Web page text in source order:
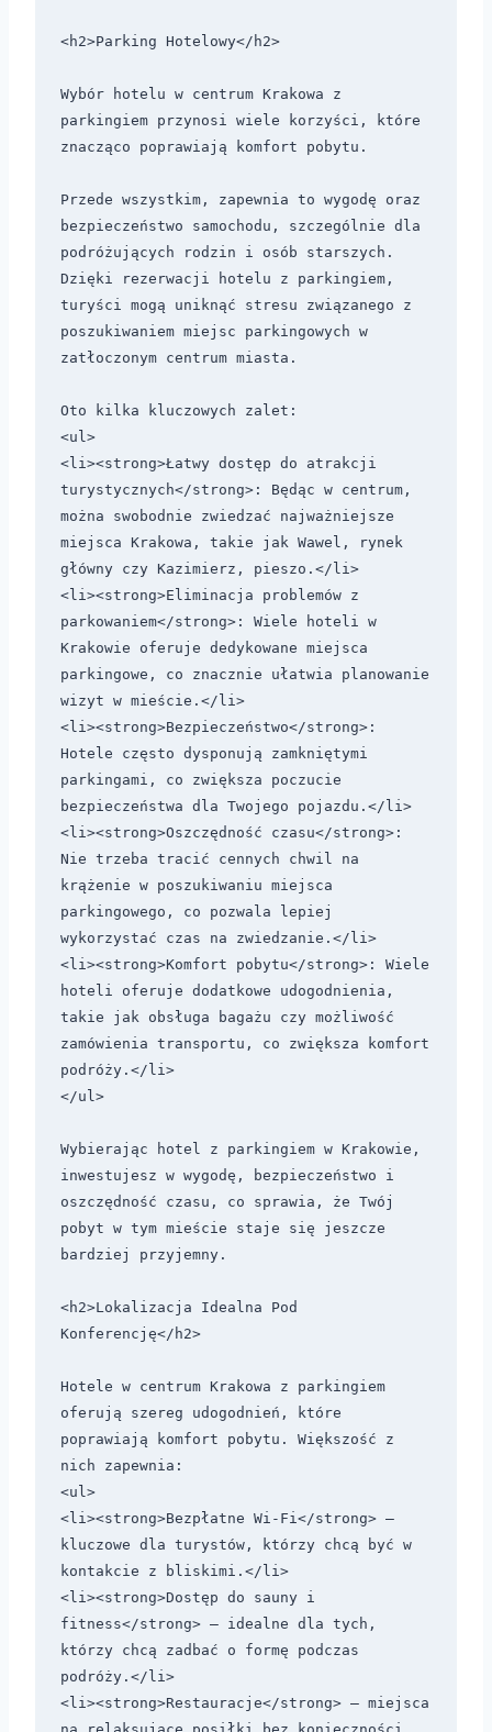
<h2>Parking Hotelowy</h2>
Wybór hotelu w centrum Krakowa z
parkingiem przynosi wiele korzyści, które
znacząco poprawiają komfort pobytu.
Przede wszystkim, zapewnia to wygodę oraz
bezpieczeństwo samochodu, szczególnie dla
podróżujących rodzin i osób starszych.
Dzięki rezerwacji hotelu z parkingiem,
turyści mogą uniknąć stresu związanego z
poszukiwaniem miejsc parkingowych w
zatłoczonym centrum miasta.
Oto kilka kluczowych zalet:
<ul>
<li><strong>Łatwy dostęp do atrakcji
turystycznych</strong>: Będąc w centrum,
można swobodnie zwiedzać najważniejsze
miejsca Krakowa, takie jak Wawel, rynek
główny czy Kazimierz, pieszo.</li>
<li><strong>Eliminacja problemów z
parkowaniem</strong>: Wiele hoteli w
Krakowie oferuje dedykowane miejsca
parkingowe, co znacznie ułatwia planowanie
wizyt w mieście.</li>
<li><strong>Bezpieczeństwo</strong>:
Hotele często dysponują zamkniętymi
parkingami, co zwiększa poczucie
bezpieczeństwa dla Twojego pojazdu.</li>
<li><strong>Oszczędność czasu</strong>:
Nie trzeba tracić cennych chwil na
krążenie w poszukiwaniu miejsca
parkingowego, co pozwala lepiej
wykorzystać czas na zwiedzanie.</li>
<li><strong>Komfort pobytu</strong>: Wiele
hoteli oferuje dodatkowe udogodnienia,
takie jak obsługa bagażu czy możliwość
zamówienia transportu, co zwiększa komfort
podróży.</li>
</ul>
Wybierając hotel z parkingiem w Krakowie,
inwestujesz w wygodę, bezpieczeństwo i
oszczędność czasu, co sprawia, że Twój
pobyt w tym mieście staje się jeszcze
bardziej przyjemny.
<h2>Lokalizacja Idealna Pod
Konferencję</h2>
Hotele w centrum Krakowa z parkingiem
oferują szereg udogodnień, które
poprawiają komfort pobytu. Większość z
nich zapewnia:
<ul>
<li><strong>Bezpłatne Wi-Fi</strong> –
kluczowe dla turystów, którzy chcą być w
kontakcie z bliskimi.</li>
<li><strong>Dostęp do sauny i
fitness</strong> – idealne dla tych,
którzy chcą zadbać o formę podczas
podróży.</li>
<li><strong>Restauracje</strong> – miejsca